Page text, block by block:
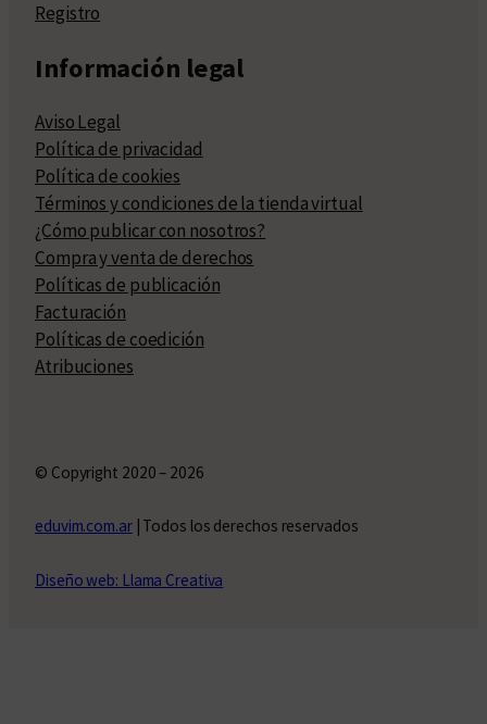
Registro
Información legal
Aviso Legal
Política de privacidad
Política de cookies
Términos y condiciones de la tienda virtual
¿Cómo publicar con nosotros?
Compra y venta de derechos
Políticas de publicación
Facturación
Políticas de coedición
Atribuciones
© Copyright 2020 – 2026
eduvim.com.ar| Todos los derechos reservados
Diseño web: Llama Creativa